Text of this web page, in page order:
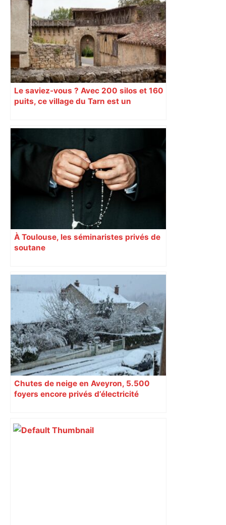
interdictions
Le saviez-vous ? Avec 200 silos et 160
puits, ce village du Tarn est un
À Toulouse, les séminaristes privés de
soutane
Chutes de neige en Aveyron, 5.500
foyers encore privés d’électricité